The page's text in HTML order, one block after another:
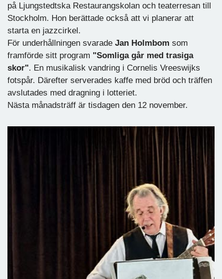
på Ljungstedtska Restaurangskolan och teaterresan till
Stockholm. Hon berättade också att vi planerar att
starta en jazzcirkel.
För underhållningen svarade Jan Holmbom som
framförde sitt program "Somliga går med trasiga
skor". En musikalisk vandring i Cornelis Vreeswijks
fotspår. Därefter serverades kaffe med bröd och träffen
avslutades med dragning i lotteriet.
Nästa månadsträff är tisdagen den 12 november.